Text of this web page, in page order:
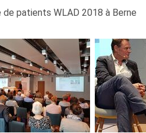
de patients WLAD 2018 à Berne